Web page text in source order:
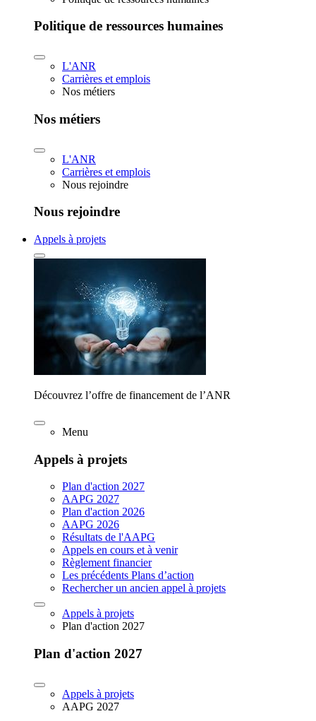
Politique de ressources humaines
L'ANR
Carrières et emplois
Nos métiers
Nos métiers
L'ANR
Carrières et emplois
Nous rejoindre
Nous rejoindre
Appels à projets
Découvrez l’offre de financement de l’ANR
Menu
Appels à projets
Plan d'action 2027
AAPG 2027
Plan d'action 2026
AAPG 2026
Résultats de l'AAPG
Appels en cours et à venir
Règlement financier
Les précédents Plans d’action
Rechercher un ancien appel à projets
Appels à projets
Plan d'action 2027
Plan d'action 2027
Appels à projets
AAPG 2027